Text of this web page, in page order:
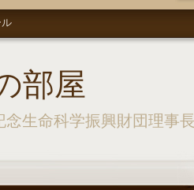
部屋
念生命科学振興財団理事